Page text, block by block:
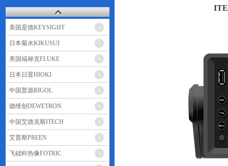
美国是德KEYSIGHT
日本菊水KIKUSUI
美国福禄克FLUKE
日本日置HIOKI
中国普源RIGOL
德维创DEWETRON
中国艾德克斯ITECH
艾普斯PREEN
飞础科热像FOTRIC